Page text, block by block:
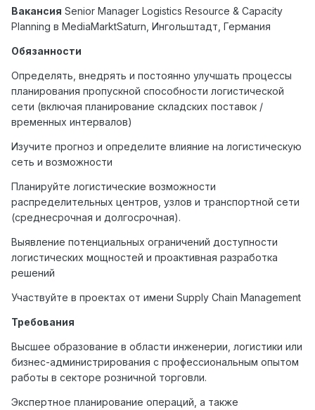
Вакансия Senior Manager Logistics Resource & Capacity
Planning в MediaMarktSaturn, Ингольштадт Германия
Обязанности
Определять, внедрять и постоянно улучшать процессы
планирования пропускной способности логистической
сети (включая планирование складских поставок /
временных интервалов)
Изучите прогноз и определите влияние на логистическую
сеть и возможности
Планируйте логистические возможности
распределительных центров, узлов и транспортной сети
(среднесрочная и долгосрочная).
Выявление потенциальных ограничений доступности
логистических мощностей и проактивная разработка
решений
Участвуйте в проектах от имени Supply Chain Management
Требования
Высшее образование в области инженерии, логистики или
бизнес-администрирования с профессиональным опытом
работы в секторе розничной торговли.
Экспертное планирование операций, а также